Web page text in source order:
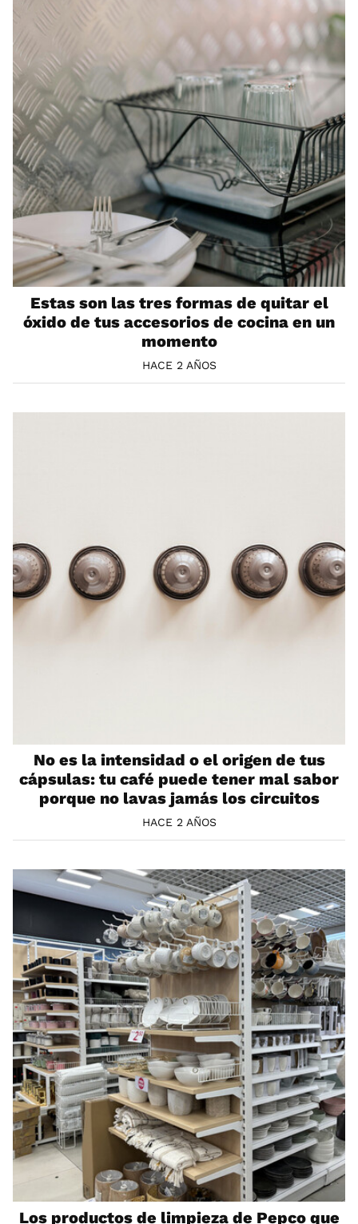
Estas son las tres formas de quitar el
óxido de tus accesorios de cocina en un
momento
HACE 2 AÑOS
No es la intensidad o el origen de tus
cápsulas: tu café puede tener mal sabor
porque no lavas jamás los circuitos
HACE 2 AÑOS
Los productos de limpieza de Pepco que